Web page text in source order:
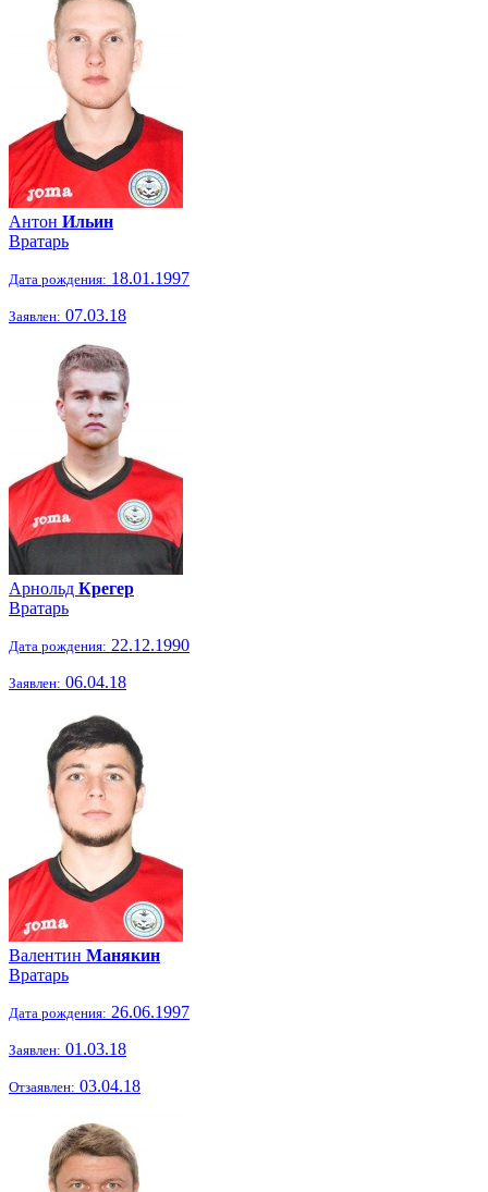
Антон Ильин
Вратарь
Дата рождения: 18.01.1997
Заявлен: 07.03.18
Арнольд Крегер
Вратарь
Дата рождения: 22.12.1990
Заявлен: 06.04.18
Валентин Манякин
Вратарь
Дата рождения: 26.06.1997
Заявлен: 01.03.18
Отзаявлен: 03.04.18